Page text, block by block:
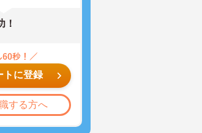
！
トに登録
する方へ